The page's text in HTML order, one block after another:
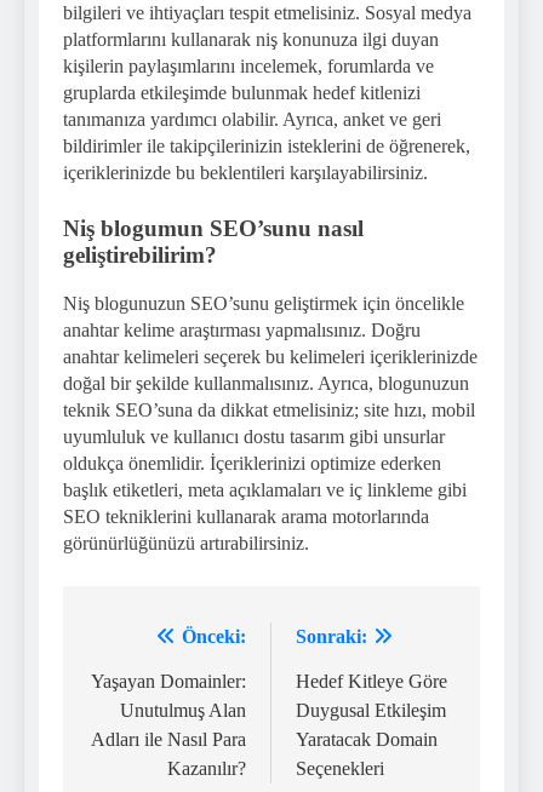
bilgileri ve ihtiyaçları tespit etmelisiniz. Sosyal medya
platformlarını kullanarak niş konunuza ilgi duyan
kişilerin paylaşımlarını incelemek, forumlarda ve
gruplarda etkileşimde bulunmak hedef kitlenizi
tanımanıza yardımcı olabilir. Ayrıca, anket ve geri
bildirimler ile takipçilerinizin isteklerini de öğrenerek,
içeriklerinizde bu beklentileri karşılayabilirsiniz.
Niş blogumun SEO’sunu nasıl
geliştirebilirim?
Niş blogunuzun SEO’sunu geliştirmek için öncelikle
anahtar kelime araştırması yapmalısınız. Doğru
anahtar kelimeleri seçerek bu kelimeleri içeriklerinizde
doğal bir şekilde kullanmalısınız. Ayrıca, blogunuzun
teknik SEO’suna da dikkat etmelisiniz; site hızı, mobil
uyumluluk ve kullanıcı dostu tasarım gibi unsurlar
oldukça önemlidir. İçeriklerinizi optimize ederken
başlık etiketleri, meta açıklamaları ve iç linkleme gibi
SEO tekniklerini kullanarak arama motorlarında
görünürlüğünüzü artırabilirsiniz.
gezinmesi
Önceki:
Yaşayan Domainler:
Unutulmuş Alan
Adları ile Nasıl Para
Kazanılır?
Sonraki:
Hedef Kitleye Göre
Duygusal Etkileşim
Yaratacak Domain
Seçenekleri